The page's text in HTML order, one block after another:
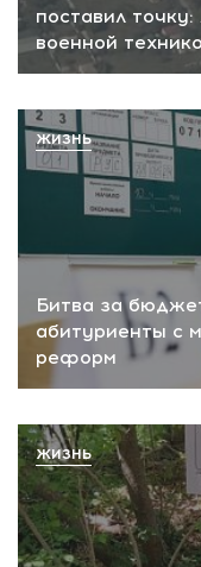
поставил
военной
Битва за
абитуриенты с
реформ
ЖИЗНЬ
ЖИЗНЬ